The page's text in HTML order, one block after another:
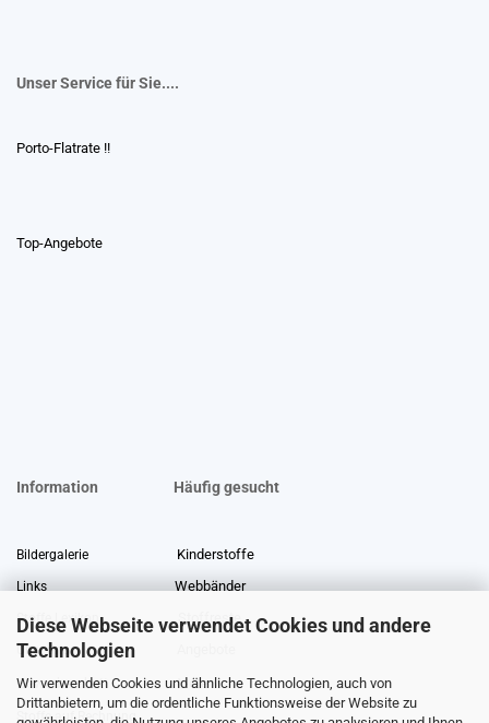
Diese Webseite verwendet Cookies und andere
Technologien
Wir verwenden Cookies und ähnliche Technologien, auch von
Drittanbietern, um die ordentliche Funktionsweise der Website zu
Unser Service für Sie....
Porto-Flatrate !!
Top-Angebote
Information Häufig gesucht
Bildergalerie Kinderstoffe
Links Webbänder
Stoffe Lexikon Stoffreste
Über uns
Gewerberabatt Meterware
Stoffe auf Rechnung